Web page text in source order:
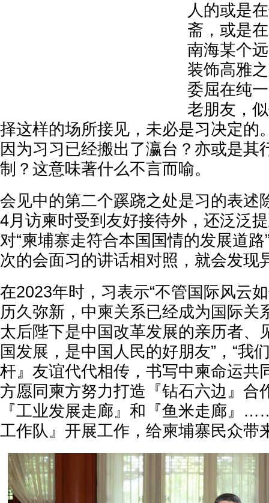
人的或是
斋，或是
南海某个
装饰高雅
委屈在纯
老朋友，
择这样的场所接见，未必是习决定的
因为习习已经搬出了瀛台？亦或是其
制？这意味著什么不言而喻。
会见中的第二个蹊跷之处是习的表述
4月访柬时受到友好接待外，还泛泛
对“柬埔寨走符合本国国情的发展道
次的会面习的讲话相对照，就会发现
在2023年时，习表示“不管国际风云
历久弥新，中柬关系已经成为国际关
太后陛下是中国改革发展的亲历者、
国发展，是中国人民的好朋友”，“
杆』友谊代代相传，书写中柬命运共
方愿同柬方努力打造『钻石六边』合
『工业发展走廊』和『鱼米走廊』
工作队』开展工作，给柬埔寨民众带